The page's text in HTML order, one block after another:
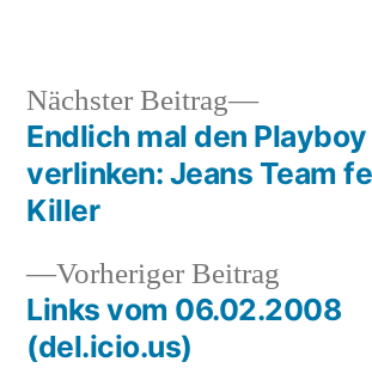
Vorheriger Beitrag
Beitrag:
Links vom 06.02.2008
(del.icio.us)
Nächster Beitrag
Nächster
Beitrag:
Endlich mal den Playboy
verlinken: Jeans Team
Killer